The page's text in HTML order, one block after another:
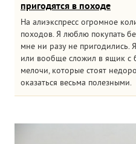
пригодятся в походе
На алиэкспресс огромное
походов. Я люблю покупать
мне ни разу не пригодились.
или вообще сложил в ящик с
мелочи, которые стоят
оказаться весьма полезными.